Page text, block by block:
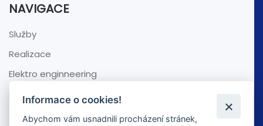
NAVIGACE
Služby
Realizace
Elektro enginneering
O nás
NEZÁVAZNÁ POPTÁVKA
Informace o cookies!
Abychom vám usnadnili procházení stránek,